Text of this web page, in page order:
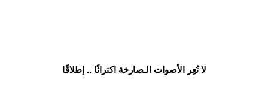
لا تُعِر الأصوات الـصارخة اكتراثًا .. إطلاقًا